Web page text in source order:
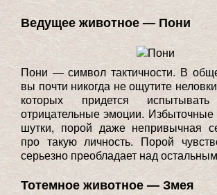
Ведущее животное — Пони
Пони — символ тактичности. В
вы почти никогда не ощутите
которых придется
отрицательные эмоции.
шутки, порой даже непривычная
про такую личность. Порой
серьезно преобладает над
Тотемное животное — Змея